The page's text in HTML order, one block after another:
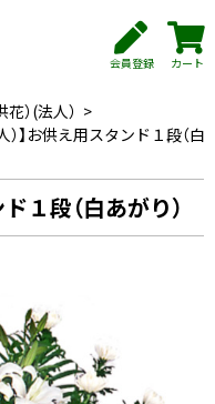
会員登録 カート
）(法人） >
）】お供え用スタンド１段（白
１段（白あがり）